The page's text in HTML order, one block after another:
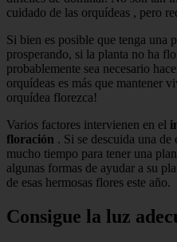
cuidado de las orquídeas , pero
Si bien es posible que tenga una
prosperando, si la planta no ha
probablemente sea necesario
orquídeas es más que mantener
orquídea florezca!
Varios factores intervienen en el
floración . Si se descuida una de
mucho tiempo para tener una
algunas formas de ayudar a su
de esas hermosas flores este año.
Consigue la luz